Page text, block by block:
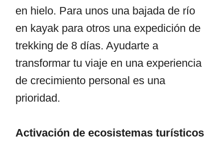
en hielo. Para unos una bajada de río
en kayak para otros una expedición de
trekking de 8 días. Ayudarte a
transformar tu viaje en una experiencia
de crecimiento personal es una
prioridad.
Activación de ecosistemas turísticos